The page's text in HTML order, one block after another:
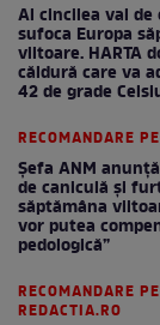
Al cincilea val de
sufoca Europa
viitoare. HARTA
căldură care va
42 de grade
RECOMANDARE
Șefa ANM
de caniculă și
săptămâna
vor putea
pedologică”
RECOMANDARE PE
REDACTIA.RO